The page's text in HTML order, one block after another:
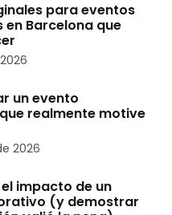
para eventos
Barcelona que
un evento
realmente motive
2026
impacto de un
(y demostrar